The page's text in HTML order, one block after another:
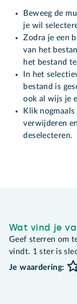
Beweeg de
je wil
Zodra je een
van het
het bestand
In het
bestand is
ook al wijs je
Klik
verwijderen
deselecteren.
Wat vind je
Geef sterren om
vindt. 1 ster is
Je waardering: